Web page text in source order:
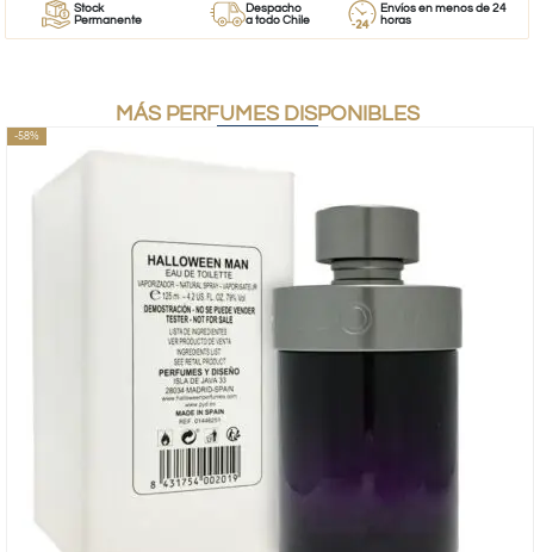
Stock
Permanente
Despacho
a todo Chile
Envíos en menos de 24
horas
MÁS PERFUMES DISPONIBLES
-58%